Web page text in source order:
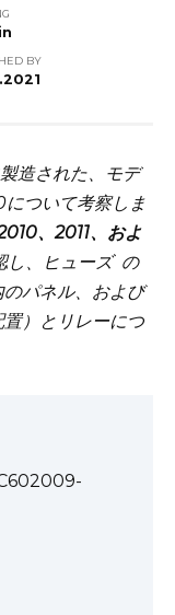
BY
造された、モデ
ついて考察しま
、2011、およ
し、ヒューズ の
パネル、および
）とリレーにつ